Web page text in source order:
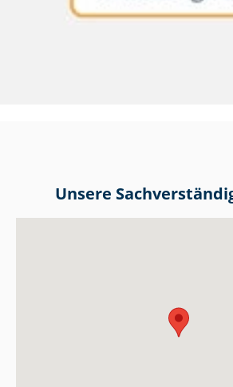
Unsere